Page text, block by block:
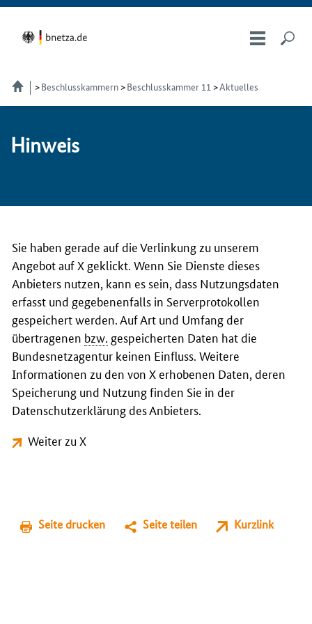
Beschlusskammern Beschlusskammer 11 Aktuelles
Hin­weis
Sie haben gerade auf die Verlinkung zu unserem
Angebot auf X geklickt. Wenn Sie Dienste dieses
Anbieters nutzen, kann es sein, dass Nutzungsdaten
erfasst und gegebenenfalls in Serverprotokollen
gespeichert werden. Auf Art und Umfang der
übertragenen bzw. gespeicherten Daten hat die
Bundesnetzagentur keinen Einfluss. Weitere
Informationen zu den von X erhobenen Daten, deren
Speicherung und Nutzung finden Sie in der
Datenschutzerklärung des Anbieters.
Weiter zu X
Seite drucken Seite teilen Kurzlink